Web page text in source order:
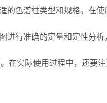
色谱柱类型和规格。在使
行准确的定量和定性分析
在实际使用过程中，还要